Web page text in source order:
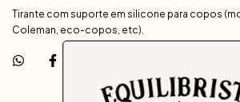
Tirante com suporte em silicone para copos
Coleman, eco-copos, etc).